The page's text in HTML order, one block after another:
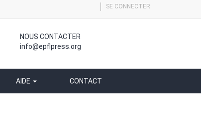
SE CONNECTER
NOUS CONTACTER
info@epflpress.org
AIDE CONTACT